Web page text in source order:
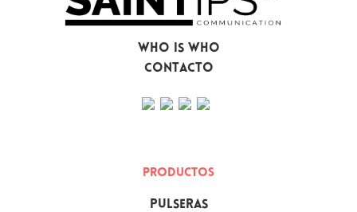
Who is who
Contacto
PRODUCTOS
Pulseras